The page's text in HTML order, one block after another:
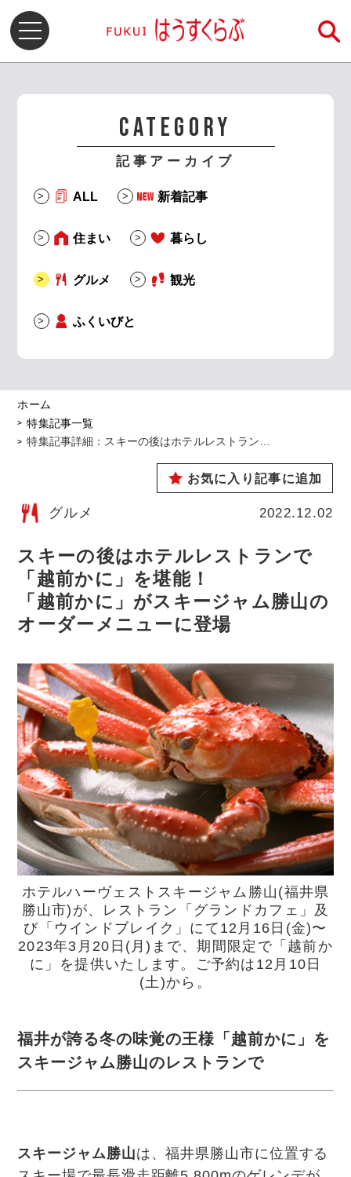
CATEGORY
記事アーカイブ
ALL 新着記事
住まい 暮らし
グルメ 観光
ふくいびと
ホーム
特集記事一覧
特集記事詳細：スキーの後はホテルレストラン…
お気に入り記事に追加
グルメ 2022.12.02
スキーの後はホテルレストランで
「越前かに」を堪能！
「越前かに」がスキージャム勝山の
オーダーメニューに登場
ホテルハーヴェストスキージャム勝山(福井県
勝山市)が、レストラン「グランドカフェ」及
び「ウインドブレイク」にて12月16日(金)〜
2023年3月20日(月)まで、期間限定で「越前か
に」を提供いたします。ご予約は12月10日
(土)から。
福井が誇る冬の味覚の王様「越前かに」を
スキージャム勝山のレストランで
スキージャム勝山は、福井県勝山市に位置する